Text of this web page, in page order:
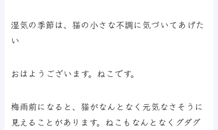
湿気の季節は、猫の小さな不調に気づいてあげた
い
おはようございます。ねこです。
梅雨前になると、猫がなんとなく元気なさそうに
見えることがあります。ねこもなんとなくグダグ